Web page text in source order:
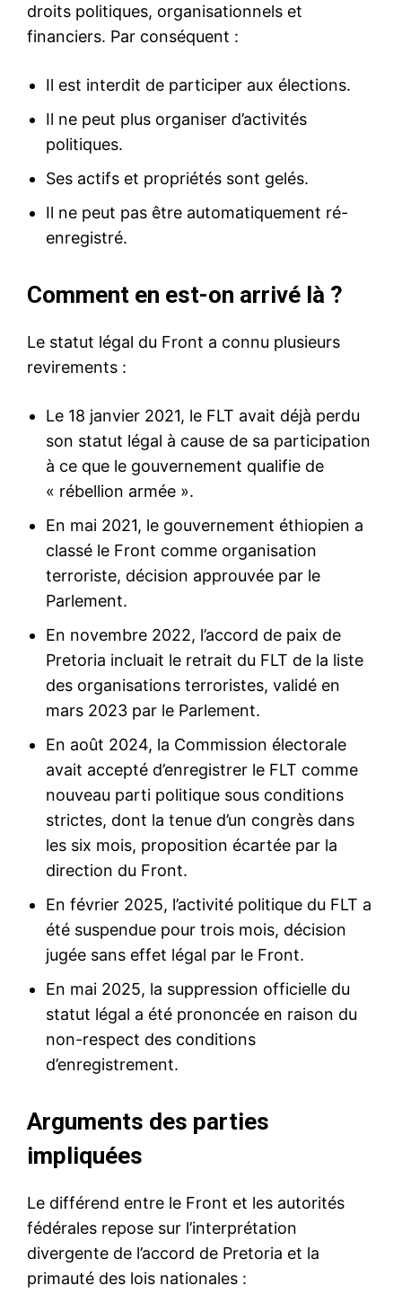
droits politiques, organisationnels et
financiers. Par conséquent :
Il est interdit de participer aux élections.
Il ne peut plus organiser d’activités
politiques.
Ses actifs et propriétés sont gelés.
Il ne peut pas être automatiquement ré-
enregistré.
Comment en est-on arrivé là ?
Le statut légal du Front a connu plusieurs
revirements :
Le 18 janvier 2021, le FLT avait déjà perdu
son statut légal à cause de sa participation
à ce que le gouvernement qualifie de
« rébellion armée ».
En mai 2021, le gouvernement éthiopien a
classé le Front comme organisation
terroriste, décision approuvée par le
Parlement.
En novembre 2022, l’accord de paix de
Pretoria incluait le retrait du FLT de la liste
des organisations terroristes, validé en
mars 2023 par le Parlement.
En août 2024, la Commission électorale
avait accepté d’enregistrer le FLT comme
nouveau parti politique sous conditions
strictes, dont la tenue d’un congrès dans
les six mois, proposition écartée par la
direction du Front.
En février 2025, l’activité politique du FLT a
été suspendue pour trois mois, décision
jugée sans effet légal par le Front.
En mai 2025, la suppression officielle du
statut légal a été prononcée en raison du
non-respect des conditions
d’enregistrement.
Arguments des parties
impliquées
Le différend entre le Front et les autorités
fédérales repose sur l’interprétation
divergente de l’accord de Pretoria et la
primauté des lois nationales :